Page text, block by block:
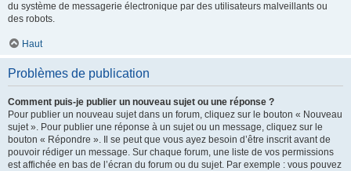
du système de messagerie électronique par des utilisateurs malveillants ou
des robots.
Haut
Problèmes de publication
Comment puis-je publier un nouveau sujet ou une réponse ?
Pour publier un nouveau sujet dans un forum, cliquez sur le bouton « Nouveau
sujet ». Pour publier une réponse à un sujet ou un message, cliquez sur le
bouton « Répondre ». Il se peut que vous ayez besoin d’être inscrit avant de
pouvoir rédiger un message. Sur chaque forum, une liste de vos permissions
est affichée en bas de l’écran du forum ou du sujet. Par exemple : vous pouvez